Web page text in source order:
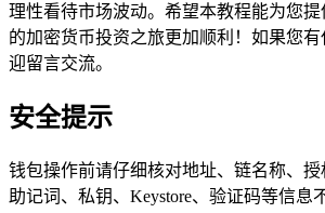
理性看待市场波动。希望本教程能为您
的加密货币投资之旅更加顺利！如果您
迎留言交流。
安全提示
钱包操作前请仔细核对地址、链名称、授
助记词、私钥、Keystore、验证码等信息